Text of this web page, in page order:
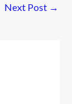
Next Post →